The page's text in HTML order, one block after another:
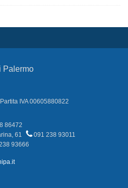
Palermo
IVA 00605880822
86472
61
091 238 93011
93666